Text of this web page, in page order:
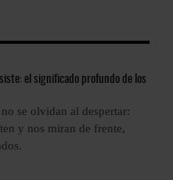
el significado profundo de los
se olvidan al despertar:
y nos miran de frente,